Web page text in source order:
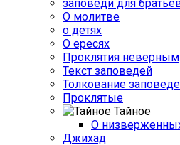
заповеди для
О молитве
о детях
О ересях
Проклятия неверным
Текст заповедей
Толкование
Проклятые
Тайное
О
Джихад